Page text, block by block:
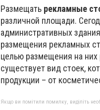
Размещать рекламные
различной площади.
административных
размещения рекламных
целью размещения на них
существует вид стоек,
продукции – от
Якщо ви помітили помилку, виділіть